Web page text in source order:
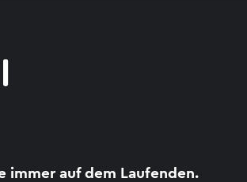
immer auf dem Laufenden.